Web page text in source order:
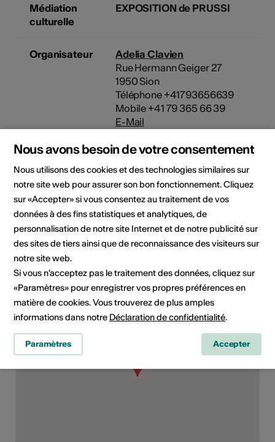
Médiation
culturelle
EXPOSITION de PRUSSI
Organisateur
Adelia Clavien
Rue Hermann Geiger 27
1950 Sion
Téléphone +41793656639
Mobile +41 79 365 66 39
E-Mail
Domaine
Type d'événement
Exposition
Classe d'âge
Tout public
Lieu de l'événement
Nous avons besoin de votre consentement
Nous utilisons des cookies et des technologies similaires sur
notre site web pour assurer son bon fonctionnement. Cliquez
sur «Accepter» si vous consentez au traitement de vos
données à des fins statistiques et analytiques, de
personnalisation de notre site Internet et de notre publicité sur
des sites de tiers ainsi que de reconnaissance des visiteurs sur
notre site web.
Si vous n’acceptez pas le traitement des données, cliquez sur
«Paramètres» pour enregistrer vos propres préférences en
matière de cookies. Vous trouverez de plus amples
informations dans notre Déclaration de confidentialité.
Paramètres Accepter